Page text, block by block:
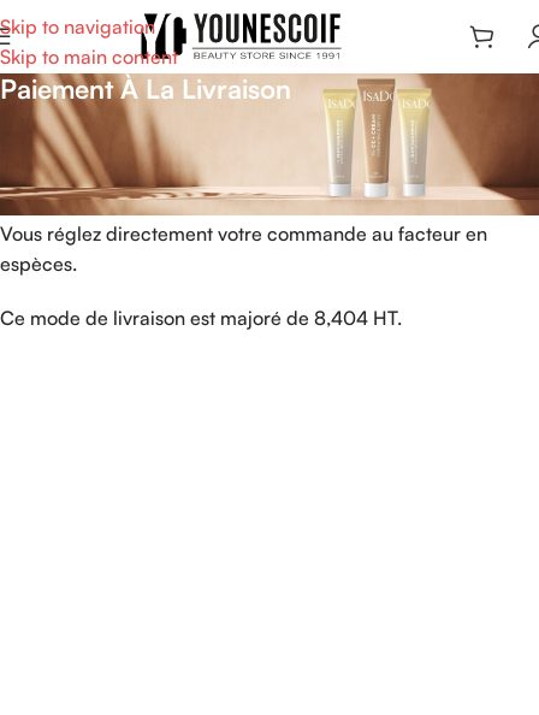
Skip to navigation
Skip to main content
Paiement À La Livraison
Grâce à ce mode de paiement vous pouvez payer votre
commande au moment de la livraison de votre colis (valable
en Tunisie uniquement).
Vous réglez directement votre commande au facteur en
espèces.
Ce mode de livraison est majoré de 8,404 HT.